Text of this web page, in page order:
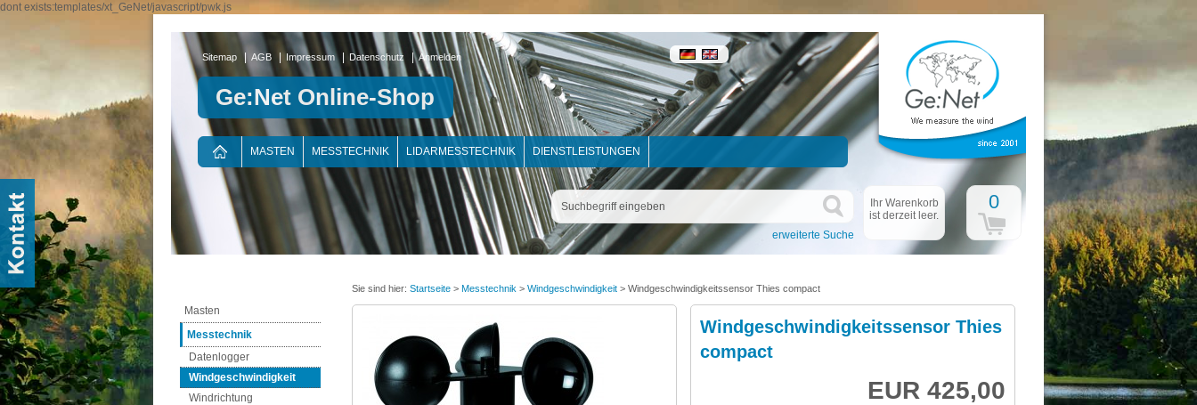
dont exists:templates/xt_GeNet/javascript/pwk.js
Sitemap | AGB Impressum Datenschutz | Anmelden
Ge:Net Online-Shop
MASTEN MESSTECHNIK LIDARMESSTECHNIK DIENSTLEISTUNGEN
erweiterte Suche
Ihr Warenkorb
ist derzeit leer.
0
Masten
Messtechnik
Datenlogger
Windgeschwindigkeit
Windrichtung
Sie sind hier: Startseite > Messtechnik > Windgeschwindigkeit > Windgeschwindigkeitssensor Thies compact
Windgeschwindigkeitssensor Thies
compact
EUR 425,00